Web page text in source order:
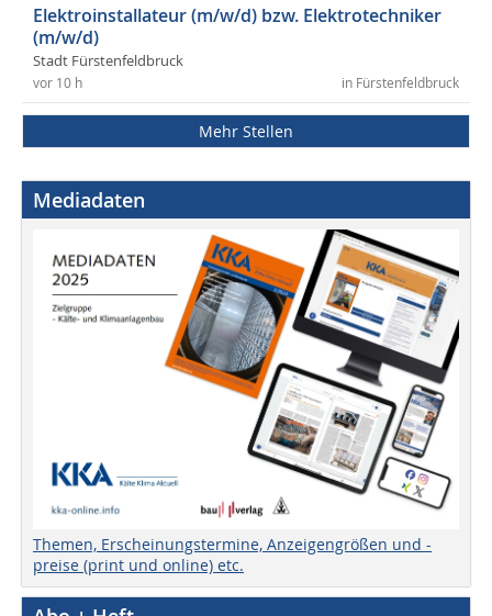
Elektroinstallateur (m/w/d) bzw. Elektrotechniker
(m/w/d)
Stadt Fürstenfeldbruck
in Fürstenfeldbruck
vor 10 h
Mehr Stellen
Mediadaten
Themen, Erscheinungstermine, Anzeigengrößen und -
preise (print und online) etc.